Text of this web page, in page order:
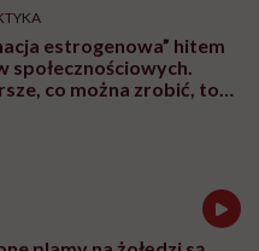
najstraszniejsza rzecz,